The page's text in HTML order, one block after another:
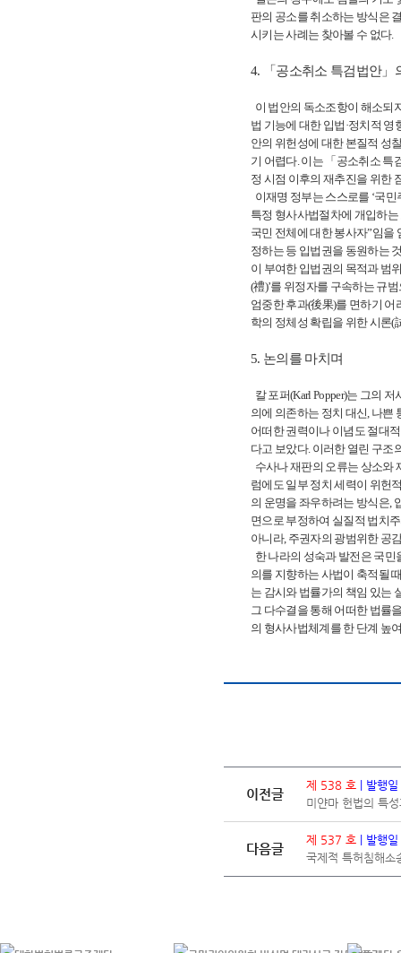
판의 공소를 취소하는 방식은
시키는 사례는 찾아볼 수 없다.
4. 「공소취소 특검법안」
이 법안의 독소조항이 해소되
법 기능에 대한 입법·정치적
안의 위헌성에 대한 본질적 성
기 어렵다. 이는 「공소취소 특
정 시점 이후의 재추진을 위한
이재명 정부는 스스로를 ‘국
특정 형사사법절차에 개입하
국민 전체에 대한 봉사자”임을
정하는 등 입법권을 동원하는
이 부여한 입법권의 목적과 범
(禮)’를 위정자를 구속하는 규
엄중한 후과(後果)를 면하기
학의 정체성 확립을 위한 시론(
5. 논의를 마치며
칼 포퍼(Karl Popper)는 그의
의에 의존하는 정치 대신, 나쁜
어떠한 권력이나 이념도 절대
다고 보았다. 이러한 열린 구조
수사나 재판의 오류는 상소와
럼에도 일부 정치 세력이 위헌
의 운명을 좌우하려는 방식은,
면으로 부정하여 실질적 법치
아니라, 주권자의 광범위한 공
한 나라의 성숙과 발전은 국민
의를 지향하는 사법이 축적될
는 감시와 법률가의 책임 있는
그 다수결을 통해 어떠한 법률
의 형사사법체계를 한 단계 높
이전글
제 538 호 | 발행
미얀마 헌법의 특
다음글
제 537 호 | 발행
국제적 특허침해소